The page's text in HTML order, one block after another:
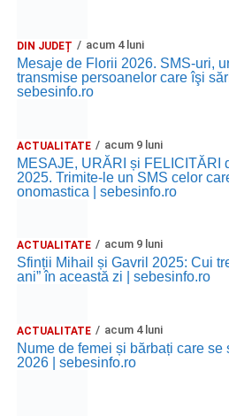
DIN JUDEȚ acum 4 luni
Mesaje de Florii 2026. SMS-uri,
transmise persoanelor care îşi
sebesinfo.ro
ACTUALITATE acum 9 luni
MESAJE, URĂRI și FELICITĂRI
2025. Trimite-le un SMS celor
onomastica | sebesinfo.ro
ACTUALITATE acum 9 luni
Sfinții Mihail și Gavril 2025: Cui
ani” în această zi | sebesinfo.ro
ACTUALITATE acum 4 luni
Nume de femei și bărbați care se
2026 | sebesinfo.ro